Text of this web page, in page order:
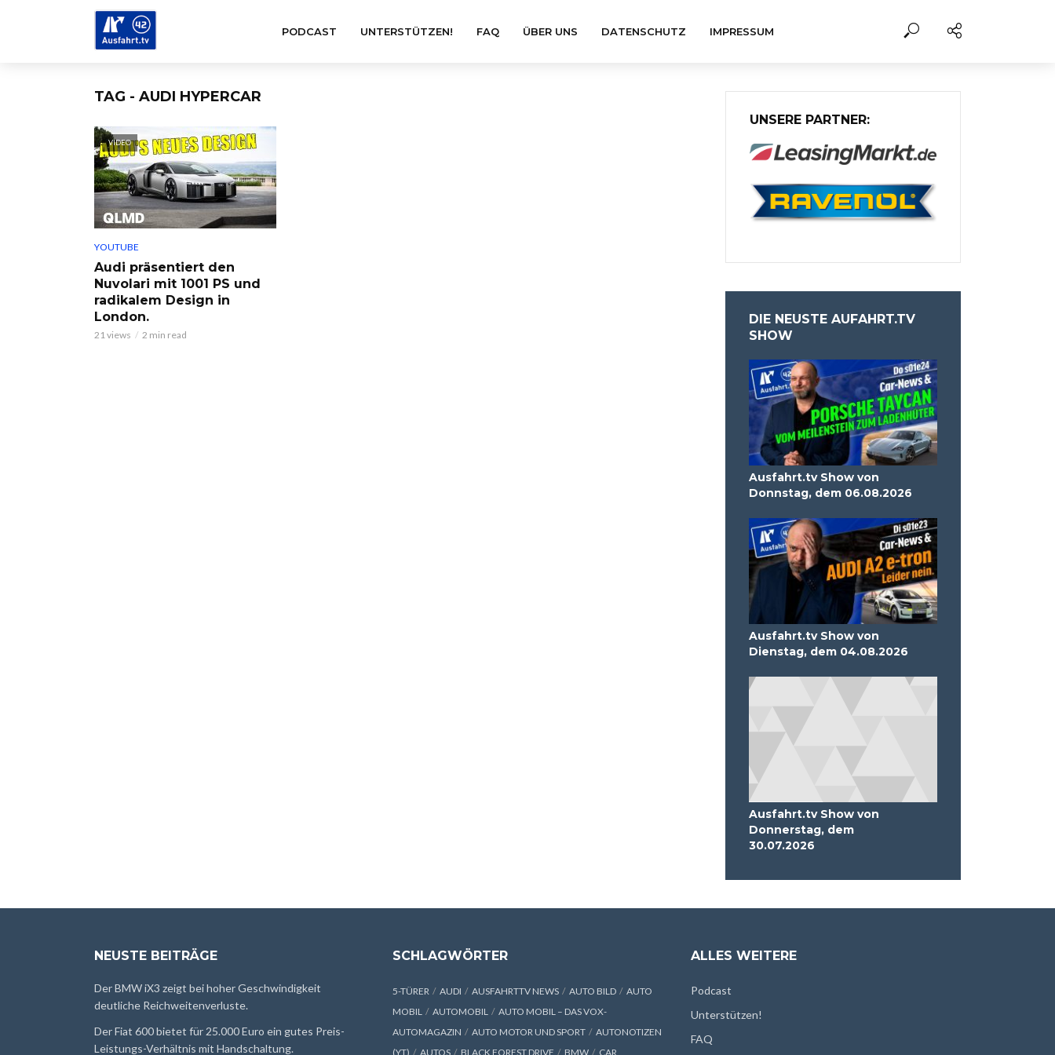
PODCAST UNTERSTÜTZEN! FAQ ÜBER UNS DATENSCHUTZ IMPRESSUM
TAG - AUDI HYPERCAR
VIDEO
YOUTUBE
Audi präsentiert den
Nuvolari mit 1001 PS und
radikalem Design in
London.
21 views 2 min read
UNSERE PARTNER:
DIE NEUSTE AUFAHRT.TV
SHOW
Ausfahrt.tv Show von
Donnstag, dem 06.08.2026
Ausfahrt.tv Show von
Dienstag, dem 04.08.2026
Ausfahrt.tv Show von
Donnerstag, dem
30.07.2026
NEUSTE BEITRÄGE
Der BMW iX3 zeigt bei hoher Geschwindigkeit
deutliche Reichweitenverluste.
Der Fiat 600 bietet für 25.000 Euro ein gutes Preis-
Leistungs-Verhältnis mit Handschaltung.
SCHLAGWÖRTER
5-TÜRER AUDI AUSFAHRTTV NEWS AUTO BILD
AUTO
MOBIL
AUTOMOBIL
AUTO MOBIL – DAS VOX-
AUTOMAGAZIN
AUTO MOTOR UND SPORT
AUTONOTIZEN
(YT)
AUTOS BLACK FOREST DRIVE BMW CAR
ALLES WEITERE
Podcast
Unterstützen!
FAQ